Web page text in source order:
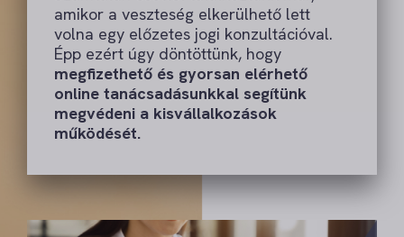
amikor a veszteség elkerülhető lett
volna egy előzetes jogi konzultációval.
Épp ezért úgy döntöttünk, hogy
megfizethető és gyorsan elérhető
online tanácsadásunkkal segítünk
megvédeni a kisvállalkozások
működését.